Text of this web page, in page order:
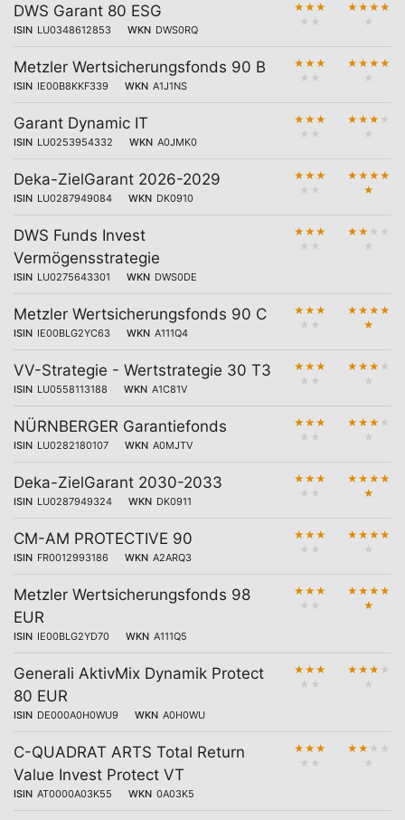
DWS Garant 80 ESG
ISIN LU0348612853 WKN DWS0RQ
★ ★ ★
★ ★
★ ★ ★ ★
★
Metzler Wertsicherungsfonds 90 B
ISIN IE00B8KKF339 WKN A1J1NS
★ ★ ★
★ ★
★ ★ ★ ★
★
Garant Dynamic IT
ISIN LU0253954332 WKN A0JMK0
★ ★ ★
★ ★
★ ★ ★ ★
★
Deka-ZielGarant 2026-2029
ISIN LU0287949084 WKN DK0910
★ ★ ★
★ ★
★ ★ ★ ★
★
DWS Funds Invest
Vermögensstrategie
ISIN LU0275643301 WKN DWS0DE
★ ★ ★
★ ★
★ ★ ★ ★
★
Metzler Wertsicherungsfonds 90 C
ISIN IE00BLG2YC63 WKN A111Q4
★ ★ ★
★ ★
★ ★ ★ ★
★
VV-Strategie - Wertstrategie 30 T3
ISIN LU0558113188 WKN A1C81V
★ ★ ★
★ ★
★ ★ ★ ★
★
NÜRNBERGER Garantiefonds
ISIN LU0282180107 WKN A0MJTV
★ ★ ★
★ ★
★ ★ ★ ★
★
Deka-ZielGarant 2030-2033
ISIN LU0287949324 WKN DK0911
★ ★ ★
★ ★
★ ★ ★ ★
★
CM-AM PROTECTIVE 90
ISIN FR0012993186 WKN A2ARQ3
★ ★ ★
★ ★
★ ★ ★ ★
★
Metzler Wertsicherungsfonds 98
EUR
ISIN IE00BLG2YD70 WKN A111Q5
★ ★ ★
★ ★
★ ★ ★ ★
★
Generali AktivMix Dynamik Protect
80 EUR
ISIN DE000A0H0WU9 WKN A0H0WU
★ ★ ★
★ ★
★ ★ ★ ★
★
C-QUADRAT ARTS Total Return
Value Invest Protect VT
ISIN AT0000A03K55 WKN 0A03K5
★ ★ ★
★ ★
★ ★ ★ ★
★